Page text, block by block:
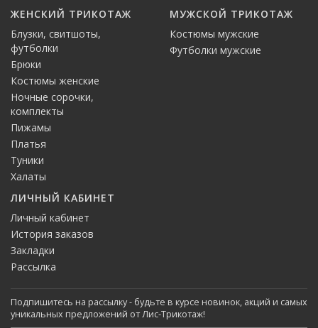
ЖЕНСКИЙ ТРИКОТАЖ
Блузки, свитшоты,
футболки
Брюки
Костюмы женские
Ночные сорочки,
комплекты
Пижамы
Платья
Туники
Халаты
МУЖСКОЙ ТРИКОТАЖ
Костюмы мужские
Футболки мужские
ЛИЧНЫЙ КАБИНЕТ
Личный кабинет
История заказов
Закладки
Рассылка
Подпишитесь на рассылку - будьте в курсе новинок, акций и самых
уникальных предложений от Лис-Трикотаж!